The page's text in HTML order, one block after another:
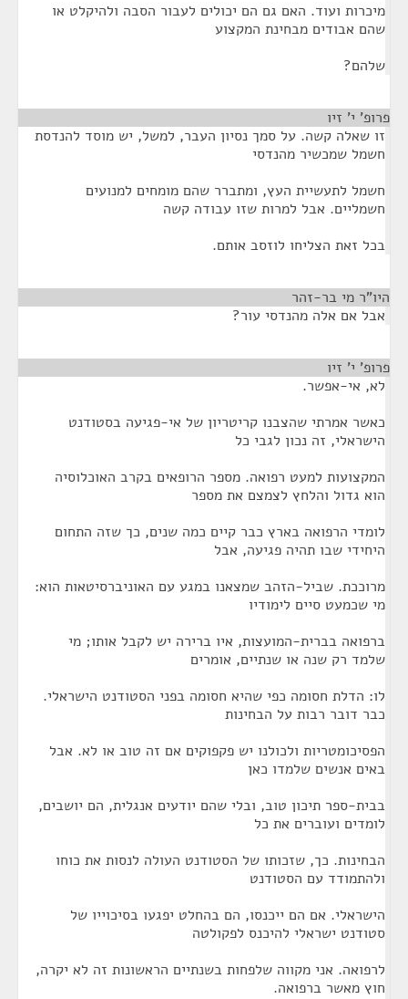
מיכרות ועוד. האם גם הם יכולים לעבור הסבה ולהיקלט או
שהם אבודים מבחינת המקצוע
שלהם?
פרופ' י' זיו
זו שאלה קשה. על סמך נסיון העבר, למשל, יש מוסד להנדסת
חשמל שמכשיר מהנדסי
חשמל לתעשיית העץ, ומתברר שהם מומחים למנועים
חשמליים. אבל למרות שזו עבודה קשה
בכל זאת הצליחו לוזסב אותם.
היו"ר מי בר-זהר
אבל אם אלה מהנדסי עור?
פרופ' י' זיו
לא, אי-אפשר.
כאשר אמרתי שהצבנו קריטריון של אי-פגיעה בסטודנט
הישראלי, זה נכון לגבי כל
המקצועות למעט רפואה. מספר הרופאים בקרב האוכלוסיה
הוא גדול והלחץ לצמצם את מספר
לומדי הרפואה בארץ כבר קיים כמה שנים, כך שזה התחום
היחידי שבו תהיה פגיעה, אבל
מרוככת. שביל-הזהב שמצאנו במגע עם האוניברסיטאות הוא:
מי שכמעט סיים לימודיו
ברפואה בברית-המועצות, איו ברירה יש לקבל אותו; מי
שלמד רק שנה או שנתיים, אומרים
לו: הדלת חסומה כפי שהיא חסומה בפני הסטודנט הישראלי.
כבר דובר רבות על הבחינות
הפסיכומטריות ולכולנו יש פקפוקים אם זה טוב או לא. אבל
באים אנשים שלמדו כאן
בבית-ספר תיכון טוב, ובלי שהם יודעים אנגלית, הם יושבים,
לומדים ועוברים את כל
הבחינות. כך, שזכותו של הסטודנט העולה לנסות את כוחו
ולהתמודד עם הסטודנט
הישראלי. אם הם ייכנסו, הם בהחלט יפגעו בסיכוייו של
סטודנט ישראלי להיכנס לפקולטה
לרפואה. אני מקווה שלפחות בשנתיים הראשונות זה לא יקרה,
חוץ מאשר ברפואה.